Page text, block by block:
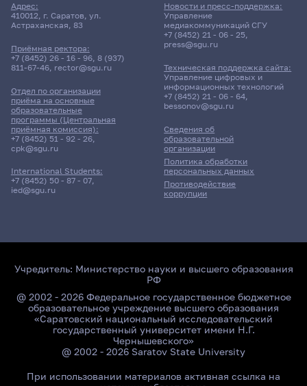
Адрес:
410012, г. Саратов, ул.
Астраханская, 83
Приёмная ректора:
+7 (8452) 26 - 16 - 96, 8 (937)
811-67-46, rector@sgu.ru
Отдел по организации
приёма на основные
образовательные
программы (Центральная
приёмная комиссия):
+7 (8452) 51 - 92 - 26,
cpk@sgu.ru
International Students:
+7 (8452) 50 - 87 - 07,
ied@sgu.ru
Сведения об
образовательной
организации
Политика обработки
персональных данных
Противодействие
коррупции
Новости и пресс-поддержка:
Управление
медиакоммуникаций СГУ
+7 (8452) 21 - 06 - 25,
press@sgu.ru
Техническая поддержка сайта:
Управление цифровых и
информационных технологий
+7 (8452) 21 - 06 - 64,
bessonov@sgu.ru
Учредитель: Министерство науки и высшего образования
РФ
@ 2002 - 2026 Федеральное государственное бюджетное
образовательное учреждение высшего образования
«Саратовский национальный исследовательский
государственный университет имени Н.Г.
Чернышевского»
@ 2002 - 2026 Saratov State University
При использовании материалов активная ссылка на